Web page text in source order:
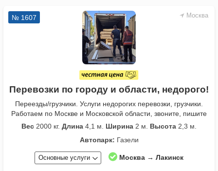
Москва
№ 1607
Перевозки по городу и области, недорого!
Переезды/грузчики. Услуги недорогих перевозки, грузчики.
Работаем по Москве и Московской области, звоните, пишите
Вес 2000 кг. Длина 4,1 м. Ширина 2 м. Высота 2,3 м.
Автопарк: Газели
Основные услуги Москва → Лакинск